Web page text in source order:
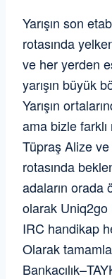
Yarışın son
rotasında
ve her yerden
yarışın büyük
Yarışın
ama bizle
Tüpraş Alize
rotasında
adaların orada
olarak
IRC handikap
Olarak